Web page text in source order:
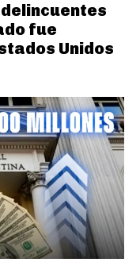
fue
Unidos